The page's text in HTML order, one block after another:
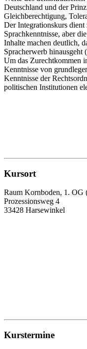
Deutschland und der
Gleichberechtigung,
Der Integrationskurs
Sprachkenntnisse, aber
Inhalte machen deutlich,
Spracherwerb
Um das Zurechtkommen
Kenntnisse von
Kenntnisse der
politischen Institutionen
Kursort
Raum Kornboden, 1. OG
Prozessionsweg 4
33428 Harsewinkel
Kurstermine